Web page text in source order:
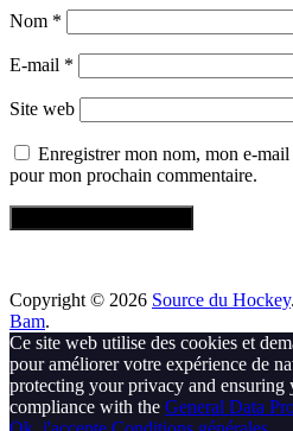
Nom *
E-mail *
Site web
Enregistrer mon nom, mon e-
pour mon prochain commentaire.
Copyright © 2026 Source du Hockey
Bam.
Ce site web utilise des cookies et
pour améliorer votre expérience de
protecting your privacy and ensuring
compliance with the General Data